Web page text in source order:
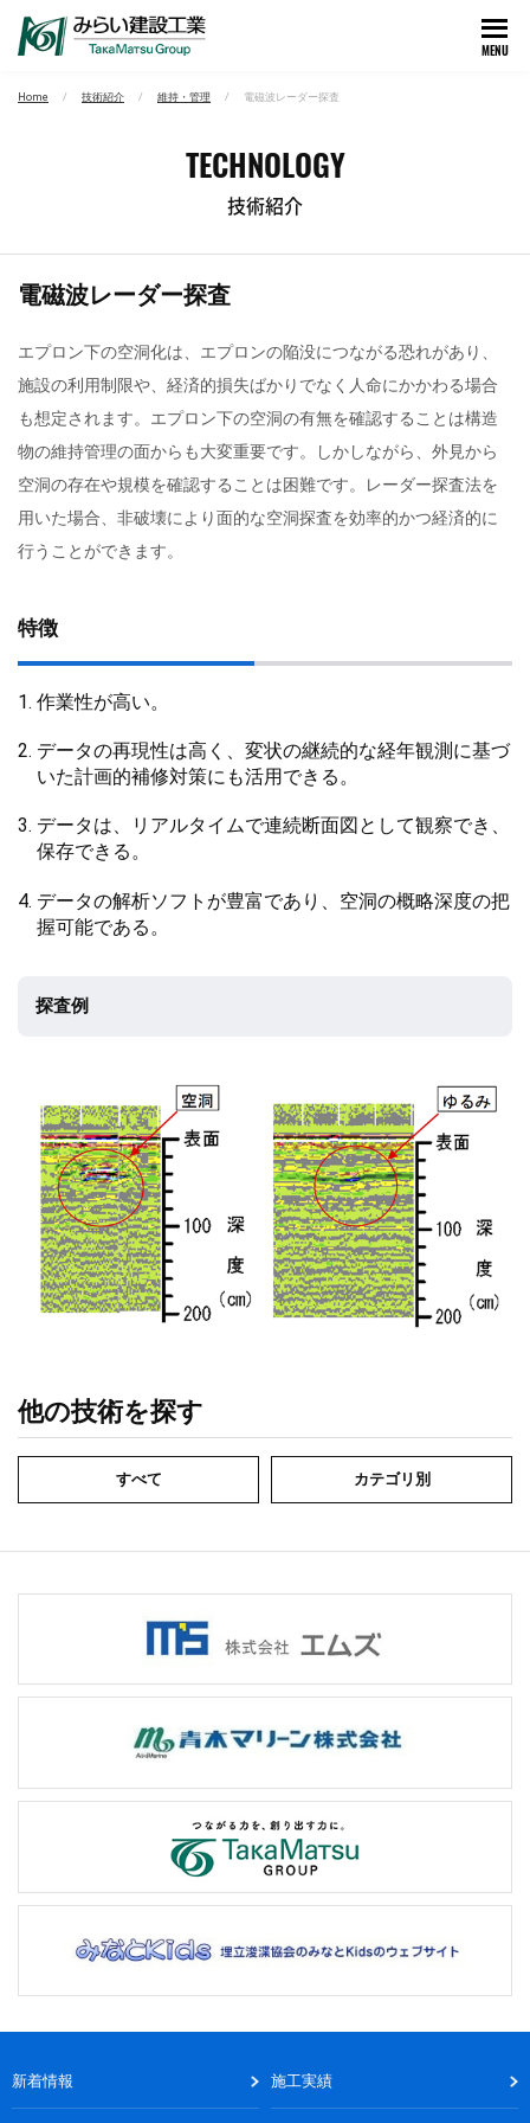
MENU
Home 技術紹介 維持・管理 電磁波レーダー探査
TECHNOLOGY
技術紹介
電磁波レーダー探査
エプロン下の空洞化は、エプロンの陥没につながる恐れがあり、
施設の利用制限や、経済的損失ばかりでなく人命にかかわる場合
も想定されます。エプロン下の空洞の有無を確認することは構造
物の維持管理の面からも大変重要です。しかしながら、外見から
空洞の存在や規模を確認することは困難です。レーダー探査法を
用いた場合、非破壊により面的な空洞探査を効率的かつ経済的に
行うことができます。
特徴
作業性が高い。
データの再現性は高く、変状の継続的な経年観測に基づ
いた計画的補修対策にも活用できる。
データは、リアルタイムで連続断面図として観察でき、
保存できる。
データの解析ソフトが豊富であり、空洞の概略深度の把
握可能である。
探査例
他の技術を探す
すべて カテゴリ別
新着情報 施工実績